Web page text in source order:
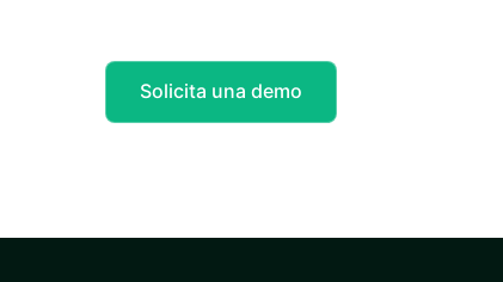
Solicita una demo